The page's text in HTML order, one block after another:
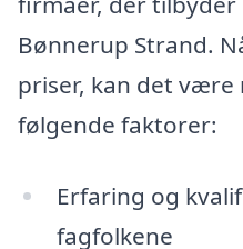
Bønnerup Strand.
priser, kan det
følgende faktorer:
Erfaring og
fagfolkene